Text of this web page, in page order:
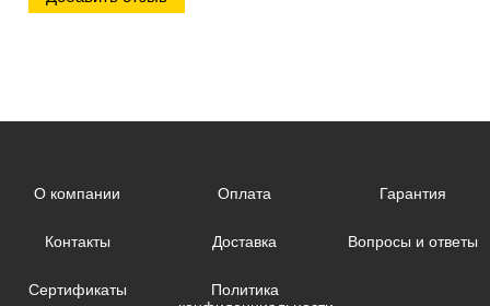
О компании Оплата Гарантия
Контакты Доставка Вопросы и ответы
Сертификаты
Политика